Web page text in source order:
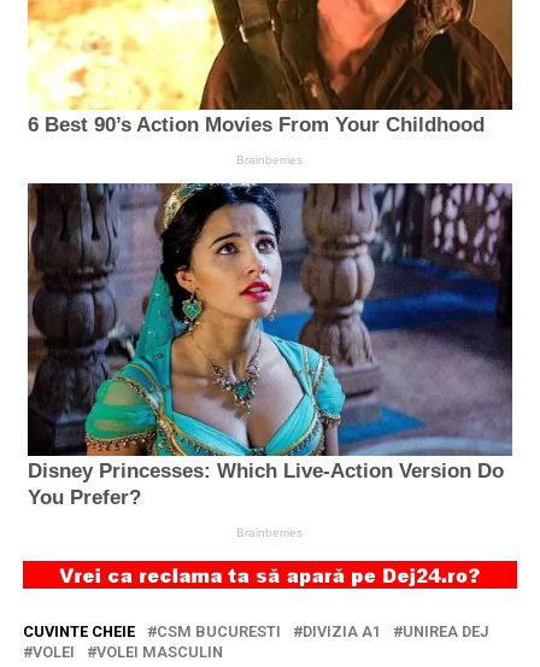
CUVINTE CHEIE CSM BUCURESTI DIVIZIA A1
UNIREA DEJ
VOLEI
VOLEI MASCULIN